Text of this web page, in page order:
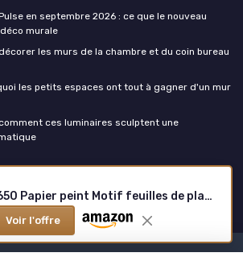
Avalon 31650 Papier peint Motif feuilles de plantes Blanc/vert Pour chambre à coucher, salon ou cuisine Fabriqué en Allemagne 10,05 x 0,53 m 53 x 1005 cm Vert
Voir l'offre
en septembre 2026 : ce que le nouveau
murale
les murs de la chambre et du coin bureau
les petits espaces ont tout à gagner d'un mur
ces luminaires sculptent une